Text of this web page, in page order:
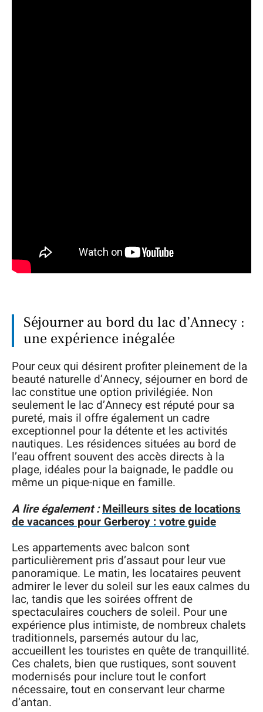
Séjourner au bord du lac d’Annecy :
une expérience inégalée
Pour ceux qui désirent profiter pleinement de la
beauté naturelle d’Annecy, séjourner en bord de
lac constitue une option privilégiée. Non
seulement le lac d’Annecy est réputé pour sa
pureté, mais il offre également un cadre
exceptionnel pour la détente et les activités
nautiques. Les résidences situées au bord de
l’eau offrent souvent des accès directs à la
plage, idéales pour la baignade, le paddle ou
même un pique-nique en famille.
A lire également :Meilleurs sites de locations
de vacances pour Gerberoy : votre guide
Les appartements avec balcon sont
particulièrement pris d’assaut pour leur vue
panoramique. Le matin, les locataires peuvent
admirer le lever du soleil sur les eaux calmes du
lac, tandis que les soirées offrent de
spectaculaires couchers de soleil. Pour une
expérience plus intimiste, de nombreux chalets
traditionnels, parsemés autour du lac,
accueillent les touristes en quête de tranquillité.
Ces chalets, bien que rustiques, sont souvent
modernisés pour inclure tout le confort
nécessaire, tout en conservant leur charme
d’antan.